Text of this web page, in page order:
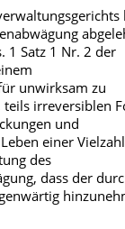
1 Satz 1 Nr. 2 der
unwirksam zu
irreversiblen
und
einer Vielzahl
des
dass der